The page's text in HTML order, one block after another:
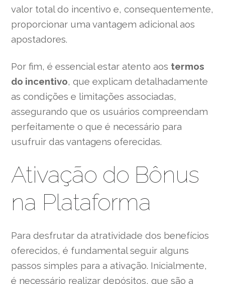
valor total do incentivo e, consequentemente,
proporcionar uma vantagem adicional aos
apostadores.
Por fim, é essencial estar atento aos termos
do incentivo, que explicam detalhadamente
as condições e limitações associadas,
assegurando que os usuários compreendam
perfeitamente o que é necessário para
usufruir das vantagens oferecidas.
Ativação do Bônus
na Plataforma
Para desfrutar da atratividade dos benefícios
oferecidos, é fundamental seguir alguns
passos simples para a ativação. Inicialmente,
é necessário realizar depósitos, que são a